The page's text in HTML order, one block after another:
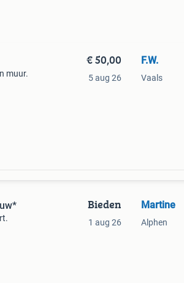
muur.
€ 50,00
5 aug 26
F.W.
Vaals
Bieden
1 aug 26
Martine
Alphen